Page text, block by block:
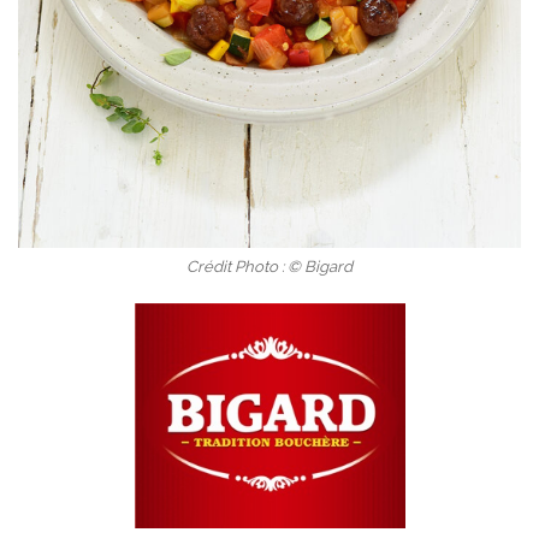
Crédit Photo : © Bigard